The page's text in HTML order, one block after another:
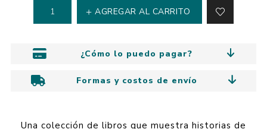
AGREGAR AL CARRITO
¿Cómo lo puedo pagar?
Formas y costos de envío
Una colección de libros que muestra historias de